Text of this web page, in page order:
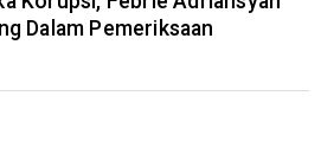
Dalam Pemeriksaan